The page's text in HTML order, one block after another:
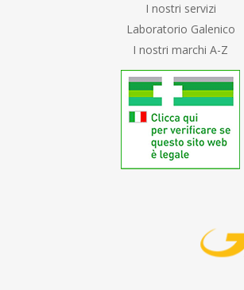
I nostri servizi
Laboratorio Galenico
I nostri marchi A-Z